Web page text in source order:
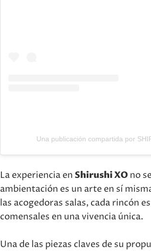
Una publicación compartida por
La experiencia en Shirushi XO no
ambientación es un arte en sí
las acogedoras salas, cada rincón
comensales en una vivencia única.
Una de las piezas claves de su